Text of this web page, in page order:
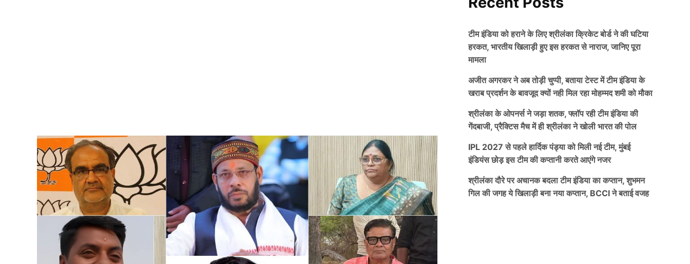
टीम इंडिया को हराने के लिए श्रीलंका क्रिकेट बोर्ड ने की घटिया
हरकत, भारतीय खिलाड़ी हुए इस हरकत से नाराज, जानिए पूरा
मामला
अजीत अगरकर ने अब तोड़ी चुप्पी, बताया टेस्ट में टीम इंडिया के
खराब प्रदर्शन के बावजूद क्यों नही मिल रहा मोहम्मद शमी को मौका
श्रीलंका के ओपनर्स ने जड़ा शतक, फ्लॉप रही टीम इंडिया की
गेंदबाजी, प्रैक्टिस मैच में ही श्रीलंका ने खोली भारत की पोल
IPL 2027 से पहले हार्दिक पंड्या को मिली नई टीम, मुंबई
इंडियंस छोड़ इस टीम की कप्तानी करते आएंगे नजर
श्रीलंका दौरे पर अचानक बदला टीम इंडिया का कप्तान, शुभमन
गिल की जगह ये खिलाड़ी बना नया कप्तान, BCCI ने बताई वजह